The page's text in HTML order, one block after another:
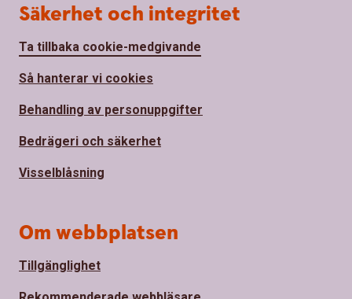
Säkerhet och integritet
Ta tillbaka cookie-medgivande
Så hanterar vi cookies
Behandling av personuppgifter
Bedrägeri och säkerhet
Visselblåsning
Om webbplatsen
Tillgänglighet